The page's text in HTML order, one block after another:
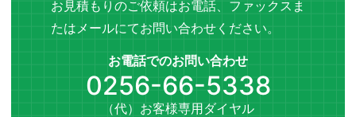
お見積もりのご依頼はお電話、ファックスま
たはメールにてお問い合わせください。
お電話でのお問い合わせ
0256-66-5338
（代）お客様専用ダイヤル